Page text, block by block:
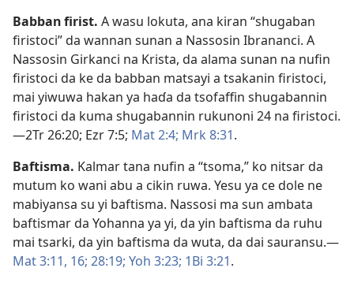
Babban firist. A wasu lokuta, ana kiran “shugaban
firistoci” da wannan sunan a Nassosin Ibrananci. A
Nassosin Girkanci na Krista, da alama sunan na nufin
firistoci da ke da babban matsayi a tsakanin firistoci,
mai yiwuwa hakan ya haɗa da tsofaffin shugabannin
firistoci da kuma shugabannin rukunoni 24 na firistoci.​
—2Tr 26:20; Ezr 7:5; Mat 2:4; Mrk 8:31.
Baftisma. Kalmar tana nufin a “tsoma,” ko nitsar da
mutum ko wani abu a cikin ruwa. Yesu ya ce dole ne
mabiyansa su yi baftisma. Nassosi ma sun ambata
baftismar da Yohanna ya yi, da yin baftisma da ruhu
mai tsarki, da yin baftisma da wuta, da dai sauransu.​—
Mat 3:11, 16; 28:19; Yoh 3:23; 1Bi 3:21.